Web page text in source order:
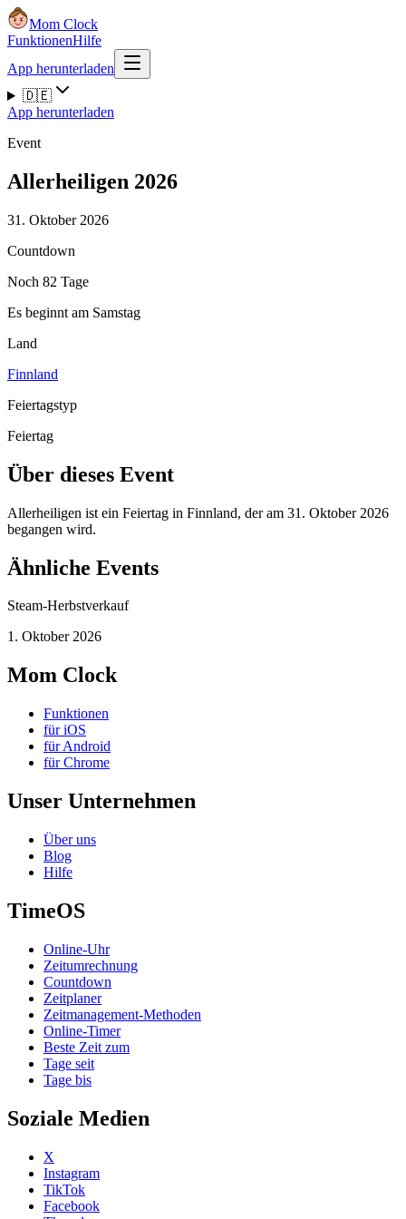
Mom Clock
FunktionenHilfe
App herunterladen
🇩🇪
App herunterladen
Event
Allerheiligen 2026
31. Oktober 2026
Countdown
Noch 82 Tage
Es beginnt am Samstag
Land
Finnland
Feiertagstyp
Feiertag
Über dieses Event
Allerheiligen ist ein Feiertag in Finnland, der am 31. Oktober 2026
begangen wird.
Ähnliche Events
Steam-Herbstverkauf
1. Oktober 2026
Mom Clock
Funktionen
für iOS
für Android
für Chrome
Unser Unternehmen
Über uns
Blog
Hilfe
TimeOS
Online-Uhr
Zeitumrechnung
Countdown
Zeitplaner
Zeitmanagement-Methoden
Online-Timer
Beste Zeit zum
Tage seit
Tage bis
Soziale Medien
X
Instagram
TikTok
Facebook